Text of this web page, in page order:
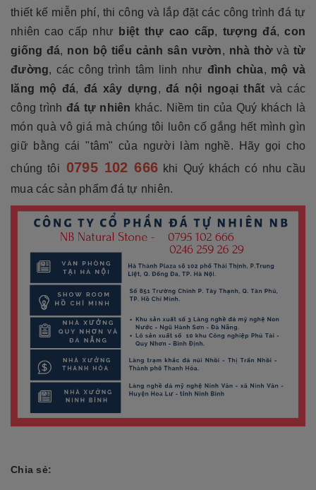
thiết kế miễn phí, thi công và lắp đặt các công trình đá tự
nhiên cao cấp như
biệt thự cao cấp, tượng đá,con
giống đá, non bộ tiểu cảnh sân vườn, nhà thờvà từ
đường, các công trình tâm linh như đình chùa, mộ và
lăng mộ đá, đá xây dựng,đá nội ngoại thất và các
công trình đá tự nhiên khác. Niềm tin của Quý khách là
món quà vô giá mà chúng tôi luôn cố gắng hết mình gìn
giữ bằng cái "tâm" của người làm nghề. Hãy gọi cho
chúng tôi
0795 102 666 khi Quý khách có nhu cầu
mua các sản phẩm đá tự nhiên.
Chia sẻ: